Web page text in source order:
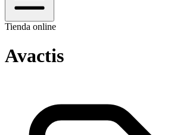
Tienda online
Avactis